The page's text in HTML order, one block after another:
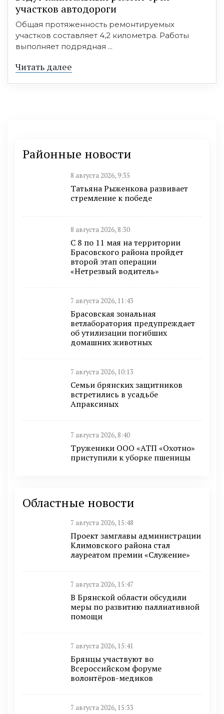
участков автодороги
Общая протяженность ремонтируемых
участков составляет 4,2 километра. Работы
выполняет подрядная ...
Читать далее
Районные новости
8 августа 2026, 9:35
Татьяна Рыженкова развивает
стремление к победе
8 августа 2026, 8:30
С 8 по 11 мая на территории
Брасовского района пройдет
второй этап операции
«Нетрезвый водитель»
7 августа 2026, 11:43
Брасовская зональная
ветлаборатория предупреждает
об утилизации погибших
домашних животных
7 августа 2026, 10:13
Семьи брянских защитников
встретились в усадьбе
Апраксиных
7 августа 2026, 8:40
Труженики ООО «АТП «Охотно»
приступили к уборке пшеницы
Областные новости
7 августа 2026, 15:48
Проект замглавы администрации
Климовского района стал
лауреатом премии «Служение»
7 августа 2026, 15:47
В Брянской области обсудили
меры по развитию паллиативной
помощи
7 августа 2026, 15:41
Брянцы участвуют во
Всероссийском форуме
волонтёров-медиков
7 августа 2026, 15:33